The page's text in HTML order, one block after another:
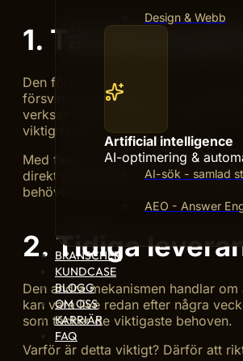
Design & Webb
Artificial intelligence
AI-optimering &
AI-sök - samlad
AEO - Answer
BRANSCHER
KUNDCASE
BLOGG
OM OSS
KARRIÄR
FAQ
1. Tät
Den första mekanismen är
försvinner utvecklaren in i sin
verksamhet inte väntar.
viktig faktiskt inte behövs alls.
Med flexibel webbutveckling
direkt synpunkter och dessa
behöver idag, inte vad du trodde
2. Tidiga
Den andra mekanismen handlar om
kan vara live redan efter några
som täcker de viktigaste behoven.
Varför är detta viktigt? Därför att